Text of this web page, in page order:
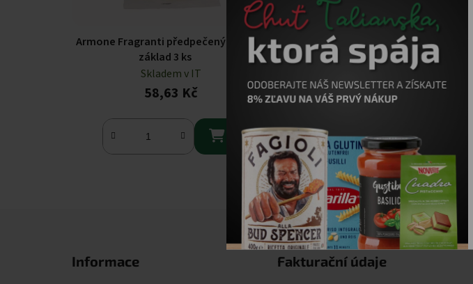
Armone Fragranti předpečený pizza
základ 3 ks
Skladem v IT
58,63 Kč

Armonie Fragranti celozrnný chléb,
300 g
Skladem v IT
63,69 Kč

Informace Fakturační údaje